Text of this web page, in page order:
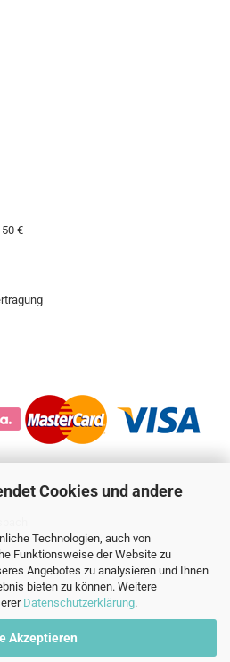
Cookies und andere
Technologien, auch von
Funktionsweise der Website zu
Angebotes zu analysieren und Ihnen
bieten zu können. Weitere
Datenschutzerklärung.
Akzeptieren
€